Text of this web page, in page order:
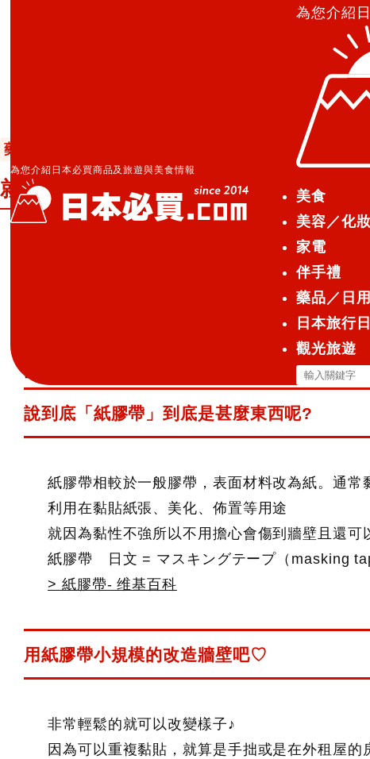
為您介紹日本必買商品及旅遊與美食情報
為您介紹
美食
美容／化
家電
伴手禮
藥品／日
日本旅行
觀光旅遊
搜
關
字:
就算是在外租屋也不用害怕☆一
藥品／日用品
就算是在外租屋也不用害怕☆一起用
就算是在外租屋也不用害怕☆一起
不管是手不靈巧的你，或是在外
的方法
說到底「紙膠帶」到底是甚麼東西呢?
紙膠帶相較於一般膠帶，表面材料改為紙。通
利用在黏貼紙張、美化、佈置等用途
就因為黏性不強所以不用擔心會傷到牆壁且還可
紙膠帶 日文 = マスキングテープ（masking
> 紙膠帶- 维基百科
用紙膠帶小規模的改造牆壁吧♡
非常輕鬆的就可以改變樣子♪
因為可以重複黏貼，就算是手拙或是在外租屋